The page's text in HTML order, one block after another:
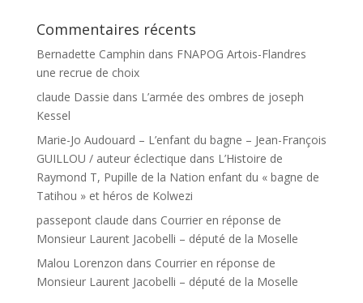
Commentaires récents
Bernadette Camphin dans FNAPOG Artois-Flandres
une recrue de choix
claude Dassie dans L’armée des ombres de joseph
Kessel
Marie-Jo Audouard – L’enfant du bagne – Jean-François
GUILLOU / auteur éclectique dans L’Histoire de
Raymond T, Pupille de la Nation enfant du « bagne de
Tatihou » et héros de Kolwezi
passepont claude dans Courrier en réponse de
Monsieur Laurent Jacobelli – député de la Moselle
Malou Lorenzon dans Courrier en réponse de
Monsieur Laurent Jacobelli – député de la Moselle